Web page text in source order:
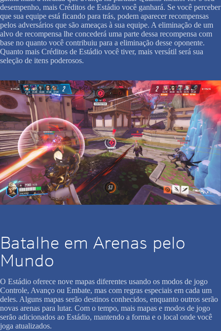
desempenho, mais Créditos de Estádio você ganhará. Se você perceber
que sua equipe está ficando para trás, podem aparecer recompensas
pelos adversários que são ameaças à sua equipe. A eliminação de um
alvo de recompensa lhe concederá uma parte dessa recompensa com
base no quanto você contribuiu para a eliminação desse oponente.
Quanto mais Créditos de Estádio você tiver, mais versátil será sua
seleção de itens poderosos.
Batalhe em Arenas pelo
Mundo
O Estádio oferece nove mapas diferentes usando os modos de jogo
Controle, Avanço ou Embate, mas com regras especiais em cada um
deles. Alguns mapas serão destinos conhecidos, enquanto outros serão
novas arenas para lutar. Com o tempo, mais mapas e modos de jogo
serão adicionados ao Estádio, mantendo a forma e o local onde você
joga atualizados.